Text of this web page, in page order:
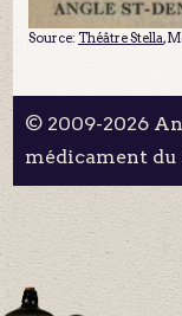
Source: Théâtre Stella,
© 2009-2026
médicament du